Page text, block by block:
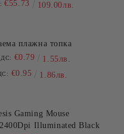
€55.73 109.00лв.
плажна топка
€0.79 1.55лв.
€0.95 1.86лв.
Gaming Mouse
Illuminated Black